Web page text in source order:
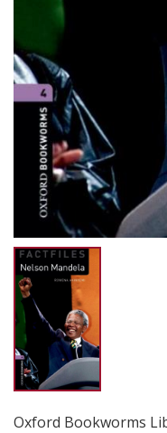
Oxford Bookworms